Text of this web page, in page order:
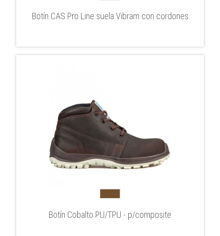
Botín CAS Pro Line suela Vibram con cordones
Botín Cobalto PU/TPU - p/composite